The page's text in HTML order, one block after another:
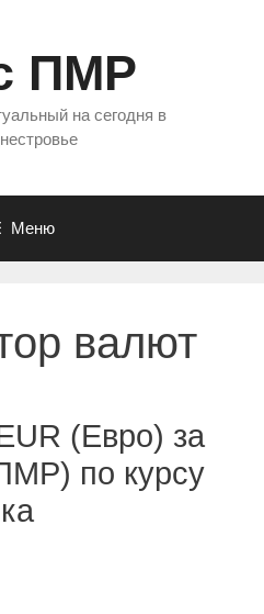
ПМР
на сегодня в
Меню
валют
(Евро) за
по курсу